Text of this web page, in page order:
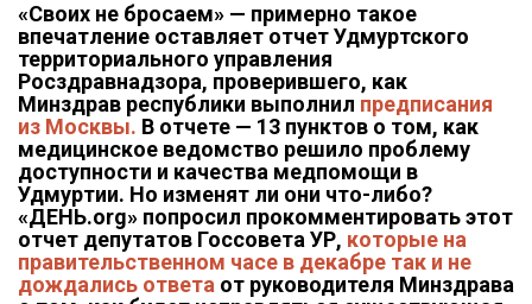
«Своих не бросаем» — примерно такое
впечатление оставляет отчет Удмуртского
территориального управления
Росздравнадзора, проверившего, как
Минздрав республики выполнил предписания
из Москвы. В отчете — 13 пунктов о том, как
медицинское ведомство решило проблему
доступности и качества медпомощи в
Удмуртии. Но изменят ли они что-либо?
«ДЕНЬ.org» попросил прокомментировать этот
отчет депутатов Госсовета УР, которые на
правительственном часе в декабре так и не
дождались ответа от руководителя Минздрава